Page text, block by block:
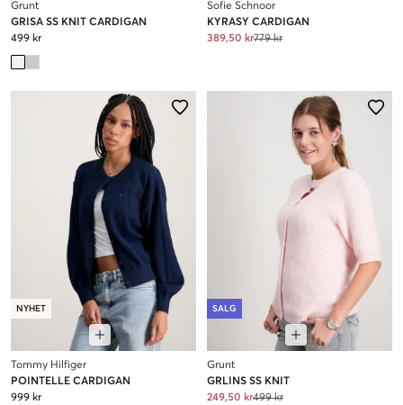
Grunt
GRISA SS KNIT CARDIGAN
499 kr
Sofie Schnoor
KYRASY CARDIGAN
389,50 kr779 kr
NYHET
Tommy Hilfiger
POINTELLE CARDIGAN
999 kr
SALG
Grunt
GRLINS SS KNIT
249,50 kr499 kr